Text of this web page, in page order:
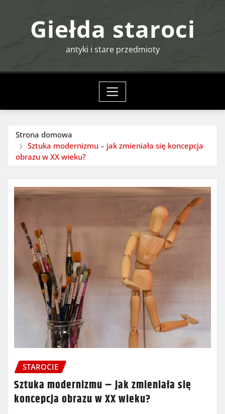
Giełda staroci
antyki i stare przedmioty
Strona domowa
Sztuka modernizmu – jak zmieniała się koncepcja
obrazu w XX wieku?
STAROCIE
Sztuka modernizmu – jak zmieniała się
koncepcja obrazu w XX wieku?